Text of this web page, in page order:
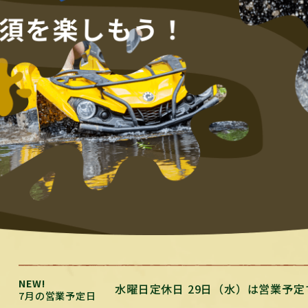
7月の営業予定日 水曜日定休日 29日（水）は営業予定